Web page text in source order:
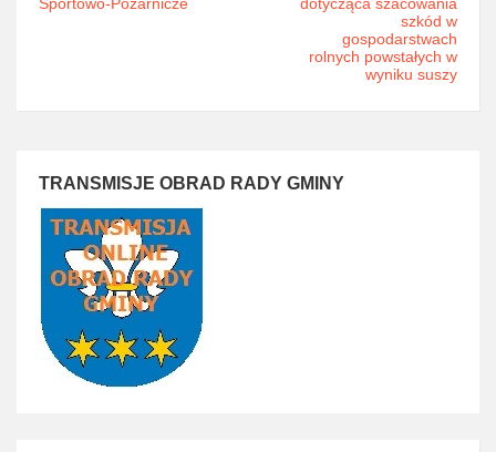
szkód w
gospodarstwach
rolnych powstałych w
wyniku suszy
TRANSMISJE OBRAD RADY GMINY